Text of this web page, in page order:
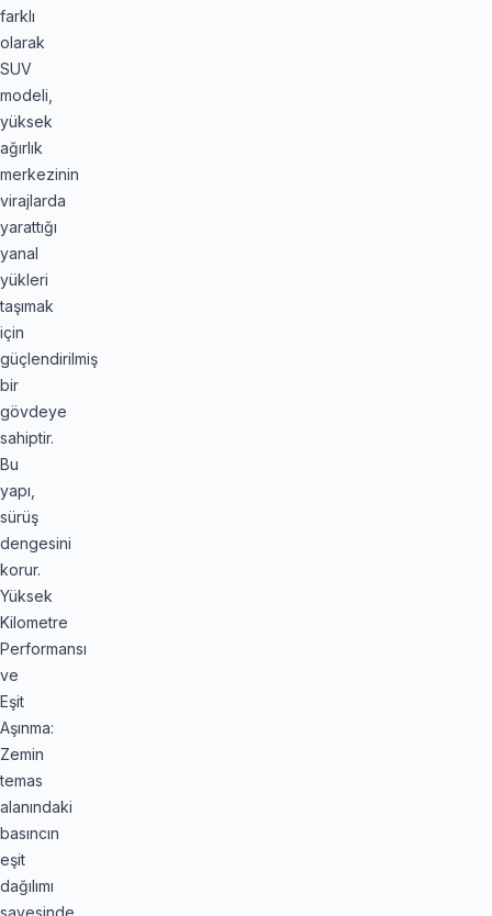
farklı
olarak
SUV
modeli,
yüksek
ağırlık
merkezinin
virajlarda
yarattığı
yanal
yükleri
taşımak
için
güçlendirilmiş
bir
gövdeye
sahiptir.
Bu
yapı,
sürüş
dengesini
korur.
Yüksek
Kilometre
Performansı
ve
Eşit
Aşınma:
Zemin
temas
alanındaki
basıncın
eşit
dağılımı
sayesinde